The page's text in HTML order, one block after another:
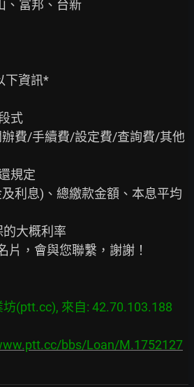
、富邦、台新
下資訊*
式
費/手續費/設定費/查詢費/其他
規定
利息)、總繳款金額、本息平均
大概利率
片，會與您聯繫，謝謝！
(ptt.cc), 來自: 42.70.103.188
bbs/Loan/M.1752127